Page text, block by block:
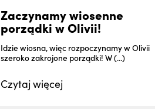
Zaczynamy wiosenne
porządki w Olivii!
Idzie wiosna, więc rozpoczynamy w Olivii
szeroko zakrojone porządki! W (...)
Czytajwięcej